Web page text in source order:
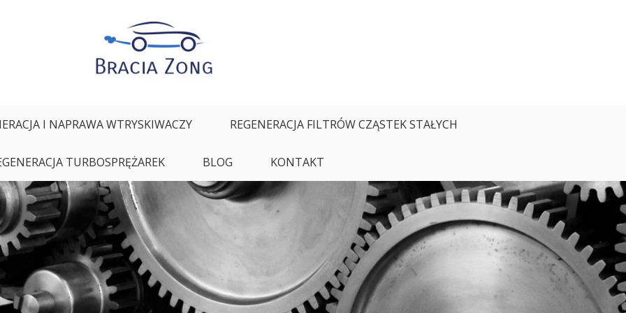
I NAPRAWA WTRYSKIWACZY REGENERACJA FILTRÓW CZĄSTEK STAŁYCH
TURBOSPRĘŻAREK BLOG KONTAKT